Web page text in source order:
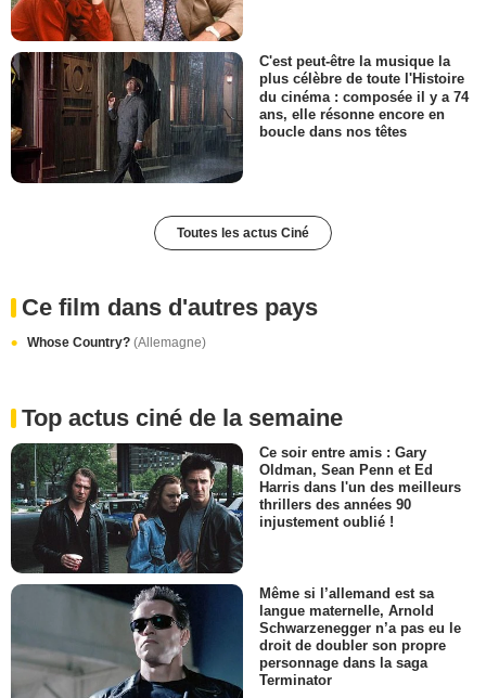
C'est peut-être la musique la
plus célèbre de toute l'Histoire
du cinéma : composée il y a 74
ans, elle résonne encore en
boucle dans nos têtes
Toutes les actus Ciné
Ce film dans d'autres pays
Whose Country? (Allemagne)
Top actus ciné de la semaine
Ce soir entre amis : Gary
Oldman, Sean Penn et Ed
Harris dans l'un des meilleurs
thrillers des années 90
injustement oublié !
Même si l’allemand est sa
langue maternelle, Arnold
Schwarzenegger n’a pas eu le
droit de doubler son propre
personnage dans la saga
Terminator